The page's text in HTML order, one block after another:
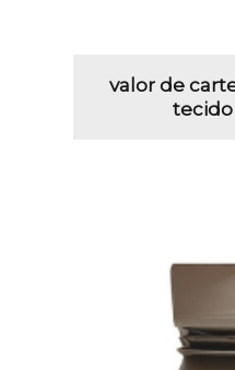
valor de
tecido